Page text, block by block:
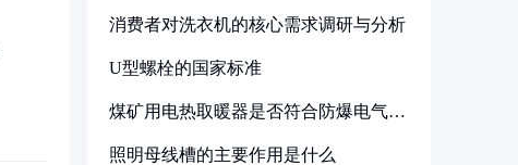
消费者对洗衣机的核心需求调研与分析
U型螺栓的国家标准
煤矿用电热取暖器是否符合防爆电气设
照明母线槽的主要作用是什么